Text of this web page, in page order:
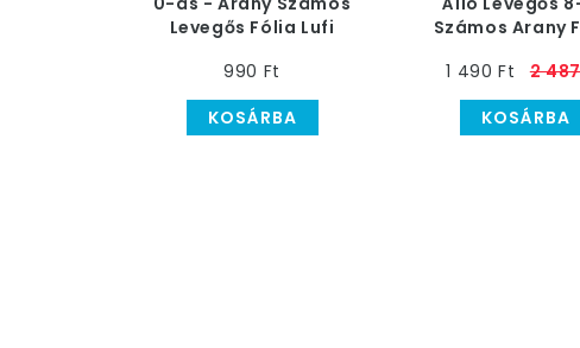
Levegős Fólia Lufi
990 Ft
KOSÁRBA
Számos Arany
1 490 Ft
2
KOSÁRBA